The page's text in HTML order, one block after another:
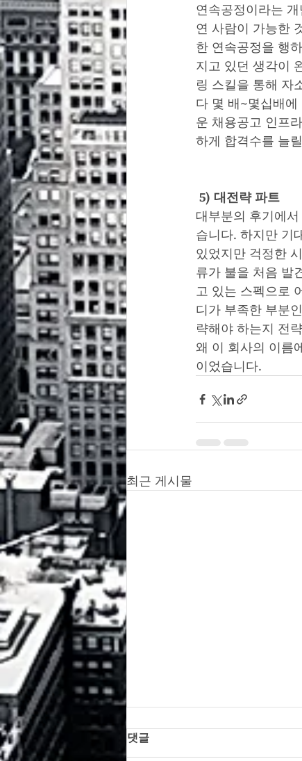
연속공정이라는
연 사람이 가능한
한 연속공정을 행
지고 있던 생각이
링 스킬을 통해 자
다 몇 배~몇십배
운 채용공고 인프
하게 합격수를 늘
5) 대전략 파트
대부분의 후기에
습니다. 하지만 기
있었지만 걱정한
류가 불을 처음 발
고 있는 스펙으로
디가 부족한 부분
략해야 하는지 전
왜 이 회사의 이름
이었습니다.
최근 게시물
댓글